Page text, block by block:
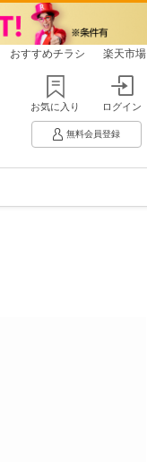
おすすめチラシ 楽天市場
お気に入り ログイン
無料会員登録